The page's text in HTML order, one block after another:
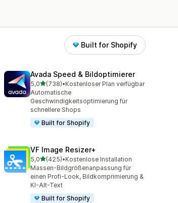
Built for Shopify
Avada Speed & Bildoptimierer
5,0von 5 Sternen
(738)
738 Rezensionen insgesamt
•Kostenloser Plan verfügbar
Automatische
Geschwindigkeitsoptimierung für
schnellere Shops
Built for Shopify
VF Image Resizer+
5,0von 5 Sternen
(425)
425 Rezensionen insgesamt
•Kostenlose Installation
Massen-Bildgrößenanpassung für
einen Profi-Look, Bildkomprimierung &
KI-Alt-Text
Built for Shopify